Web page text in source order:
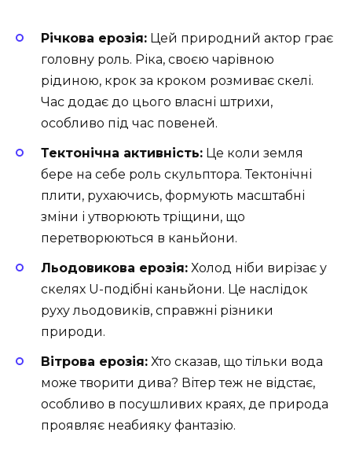
Річкова ерозія: Цей природний актор грає
головну роль. Ріка, своєю чарівною
рідиною, крок за кроком розмиває скелі.
Час додає до цього власні штрихи,
особливо під час повеней.
Тектонічна активність: Це коли земля
бере на себе роль скульптора. Тектонічні
плити, рухаючись, формують масштабні
зміни і утворюють тріщини, що
перетворюються в каньйони.
Льодовикова ерозія: Холод ніби вирізає у
скелях U-подібні каньйони. Це наслідок
руху льодовиків, справжні різники
природи.
Вітрова ерозія: Хто сказав, що тільки вода
може творити дива? Вітер теж не відстає,
особливо в посушливих краях, де природа
проявляє неабияку фантазію.